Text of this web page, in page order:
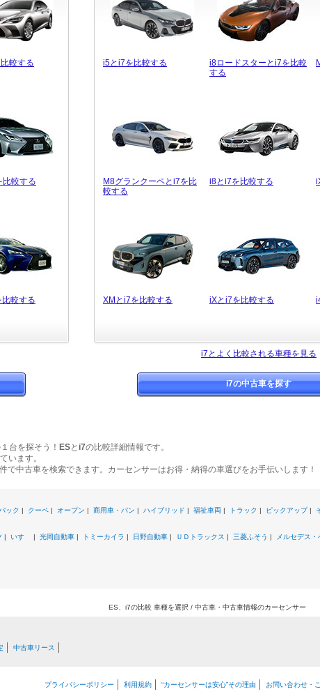
較する
比較する
較する
i5とi7を比較する
i8ロードスターとi7を比較
する
M8グランクーペとi7を比
較する
i8とi7を比較する
XMとi7を比較する iXとi7を比較する
i7とよく比較される車種を見る
i7の中古車を探す
台を探そう！ ESと i7の比較詳細情報です。
います。
中古車を検索できます。カーセンサーはお得・納得の車選びをお手伝いします！
ック | クーペ | オープン | 商用車・バン | ハイブリッド | 福祉車両 | トラック | ピックアップ|
| いすゞ | 光岡自動車 | トミーカイラ | 日野自動車 | ＵＤトラックス | 三菱ふそう | メルセデス・
ES、i7の比較 車種を選択 / 中古車・中古車情報のカーセンサー
中古車リース
プライバシーポリシー 利用規約 “カーセンサーは安心”その理由 お問い合わせ・